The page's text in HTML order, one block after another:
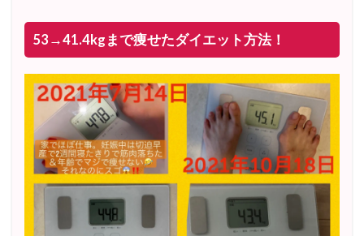
53→41.4kgまで痩せたダイエット方法！